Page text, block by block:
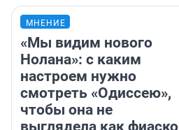
МНЕНИЕ
«Мы видим нового
Нолана»: с каким
настроем нужно
смотреть «Одиссею»,
чтобы она не
выглядела как фиаско